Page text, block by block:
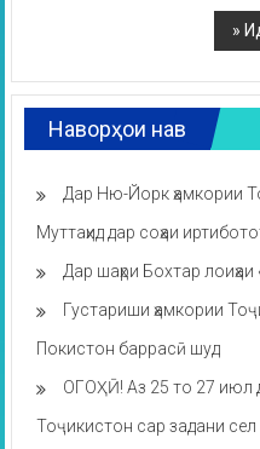
Наворҳои нав
Дар Ню-Йорк ҳамкории
Муттаҳид дар соҳаи
Дар шаҳри Бохтар
Густариши ҳамкории
Покистон баррасӣ шуд
ОГОҲӢ! Аз 25 то 27 июл
Тоҷикистон сар задани